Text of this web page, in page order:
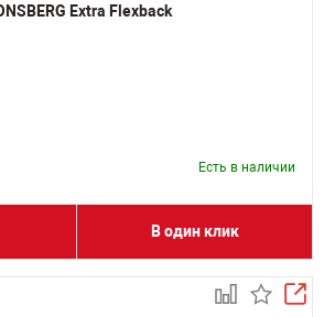
Extra Flexback
Есть в наличии
В один клик